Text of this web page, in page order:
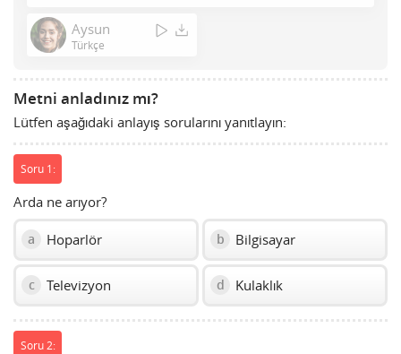
volume
Aysun
Türkçe
Metni anladınız mı?
Lütfen aşağıdaki anlayış sorularını yanıtlayın:
Soru 1:
Arda ne arıyor?
a Hoparlör b Bilgisayar
c Televizyon d Kulaklık
Soru 2: